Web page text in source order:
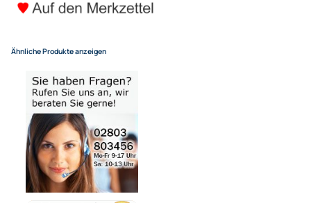
- +
Noch 2 direkt ab Lager lieferbar
Lieferzeit 1 - 3 Tage